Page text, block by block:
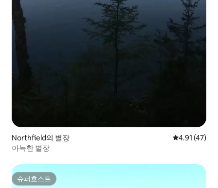
Northfield의 별장 평점 4.91점
4.91 (47)
아늑한 별장
슈퍼호스트
슈퍼호스트